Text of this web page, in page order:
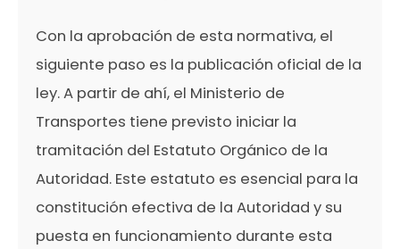
Con la aprobación de esta normativa, el
siguiente paso es la publicación oficial de la
ley. A partir de ahí, el Ministerio de
Transportes tiene previsto iniciar la
tramitación del Estatuto Orgánico de la
Autoridad. Este estatuto es esencial para la
constitución efectiva de la Autoridad y su
puesta en funcionamiento durante esta